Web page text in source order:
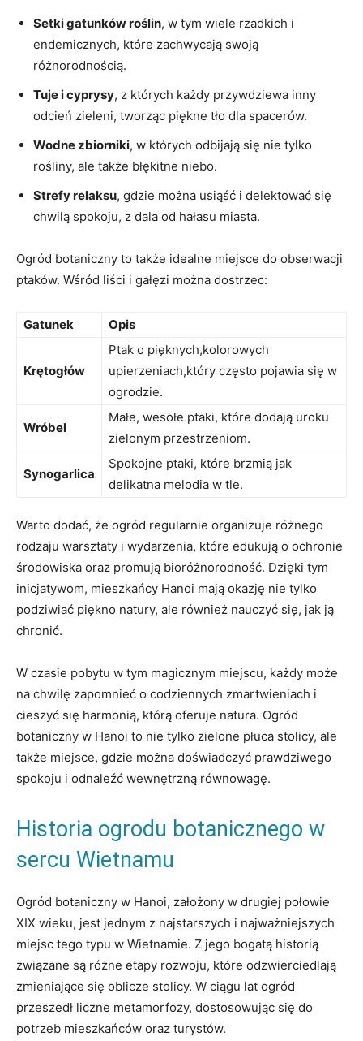
Setki gatunków roślin, w tym wiele rzadkich i
endemicznych, które zachwycają swoją
różnorodnością.
Tuje i cyprysy, z których każdy przywdziewa inny
odcień zieleni, tworząc piękne tło dla spacerów.
Wodne zbiorniki, w których odbijają się nie tylko
rośliny, ale także błękitne niebo.
Strefy relaksu, gdzie można usiąść i delektować się
chwilą spokoju, z dala od hałasu miasta.
Ogród botaniczny to także idealne miejsce do obserwacji
ptaków. Wśród liści i gałęzi można dostrzec:
Gatunek Opis
Krętogłów
Ptak o pięknych,kolorowych
upierzeniach,który często pojawia się w
ogrodzie.
Wróbel
Małe, wesołe ptaki, które dodają uroku
zielonym przestrzeniom.
Synogarlica
Spokojne ptaki, które brzmią jak
delikatna melodia w tle.
Warto dodać, że ogród regularnie organizuje różnego
rodzaju warsztaty i wydarzenia, które edukują o ochronie
środowiska oraz promują bioróżnorodność. Dzięki tym
inicjatywom, mieszkańcy Hanoi mają okazję nie tylko
podziwiać piękno natury, ale również nauczyć się, jak ją
chronić.
W czasie pobytu w tym magicznym miejscu, każdy może
na chwilę zapomnieć o codziennych zmartwieniach i
cieszyć się harmonią, którą oferuje natura. Ogród
botaniczny w Hanoi to nie tylko zielone płuca stolicy, ale
także miejsce, gdzie można doświadczyć prawdziwego
spokoju i odnaleźć wewnętrzną równowagę.
Historia ogrodu botanicznego w
sercu Wietnamu
Ogród botaniczny w Hanoi, założony w drugiej połowie
XIX wieku, jest jednym z najstarszych i najważniejszych
miejsc tego typu w Wietnamie. Z jego bogatą historią
związane są różne etapy rozwoju, które odzwierciedlają
zmieniające się oblicze stolicy. W ciągu lat ogród
przeszedł liczne metamorfozy, dostosowując się do
potrzeb mieszkańców oraz turystów.